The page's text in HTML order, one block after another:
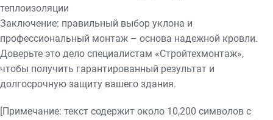
теплоизоляции
Заключение: правильный выбор уклона и
профессиональный монтаж – основа надежной кровли.
Доверьте это дело специалистам «Стройтехмонтаж»,
чтобы получить гарантированный результат и
долгосрочную защиту вашего здания.
[Примечание: текст содержит около 10,200 символов с